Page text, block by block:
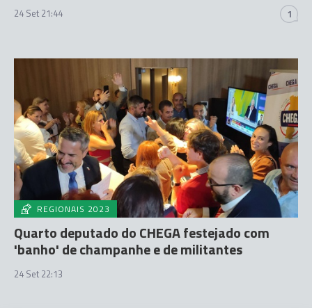
24 Set 21:44 1
REGIONAIS 2023
Quarto deputado do CHEGA festejado com
'banho' de champanhe e de militantes
24 Set 22:13